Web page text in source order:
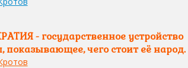
- государственное устройство
показывающее, чего стоит её народ.